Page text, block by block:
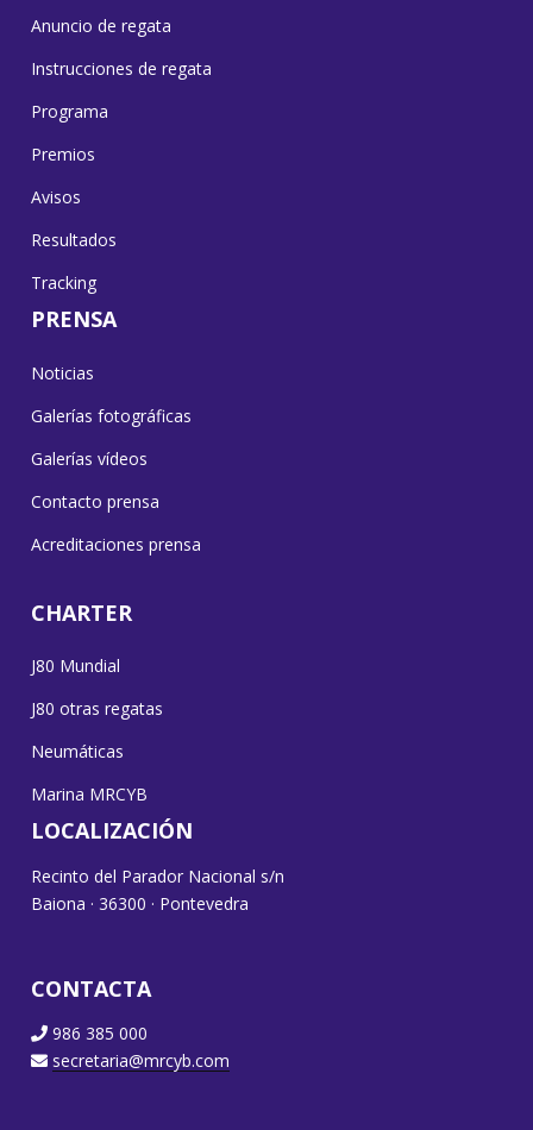
Anuncio de regata
Instrucciones de regata
Programa
Premios
Avisos
Resultados
Tracking
PRENSA
Noticias
Galerías fotográficas
Galerías vídeos
Contacto prensa
Acreditaciones prensa
CHARTER
J80 Mundial
J80 otras regatas
Neumáticas
Marina MRCYB
LOCALIZACIÓN
Recinto del Parador Nacional s/n
Baiona · 36300 · Pontevedra
CONTACTA
986 385 000
secretaria@mrcyb.com